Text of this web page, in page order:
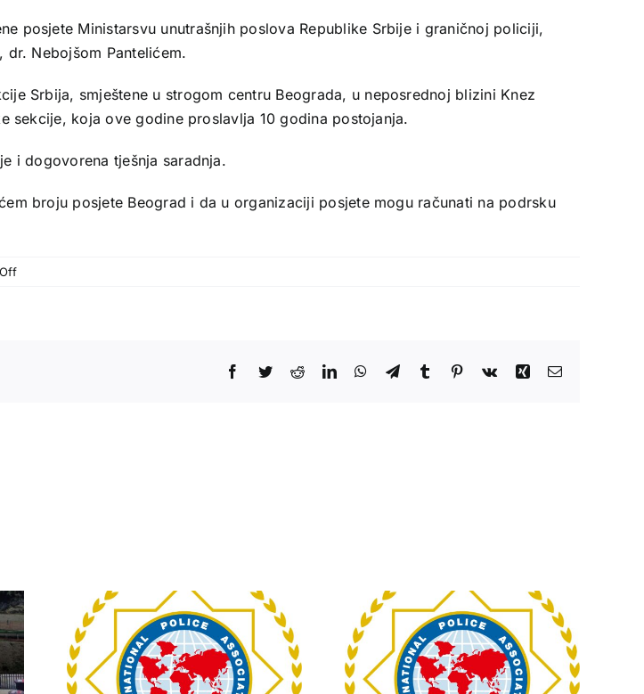
posjete Ministarsvu unutrašnjih poslova Republike Srbije i graničnoj policiji,
dr. Nebojšom Pantelićem.
Srbija, smještene u strogom centru Beograda, u neposrednoj blizini Knez
sekcije, koja ove godine proslavlja 10 godina postojanja.
i dogovorena tješnja saradnja.
broju posjete Beograd i da u organizaciji posjete mogu računati na podrsku
on
Facebook
TwitterRedditLinkedInWhatsApp
TelegramTumblr Pinterest
Vk Xing Email